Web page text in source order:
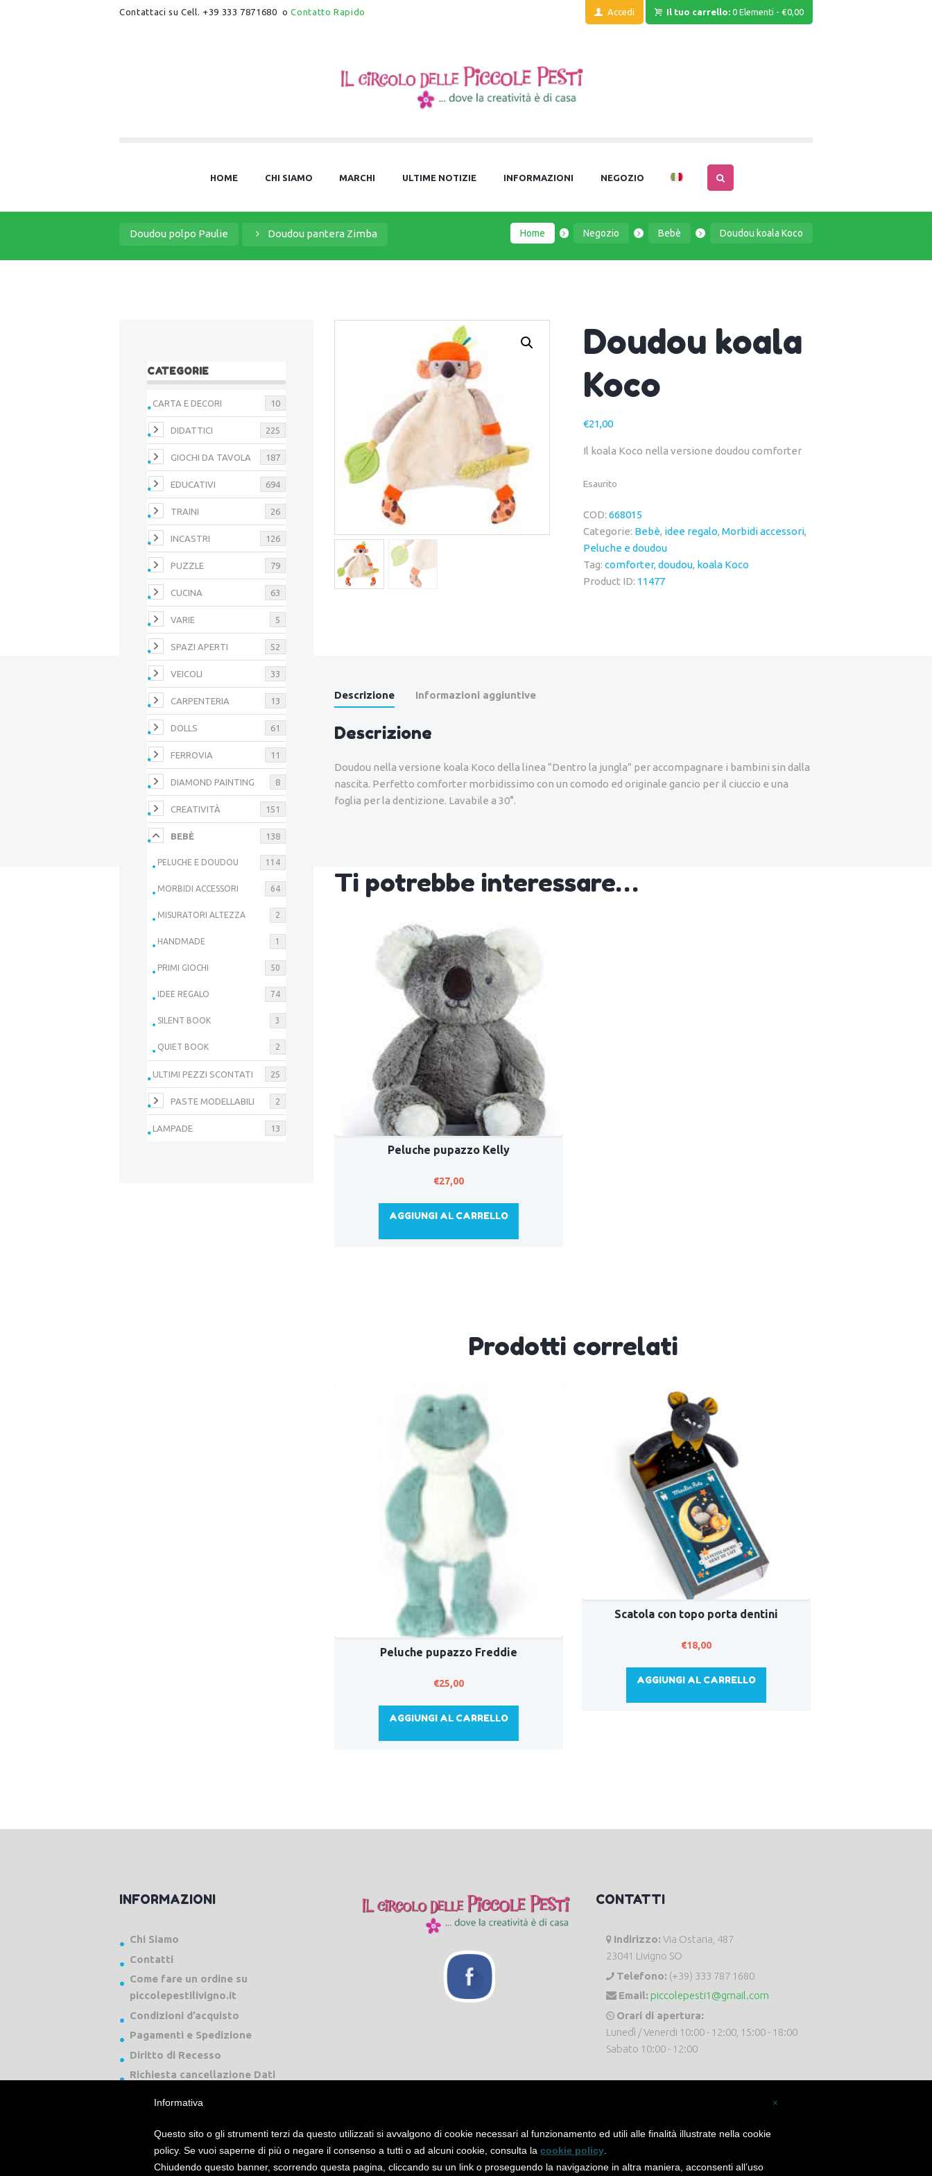
Contattaci su Cell. +39 333 7871680 oContatto Rapido Accedi Il tuo carrello: 0 Elementi -€0,00
HOME CHI SIAMO MARCHI ULTIME NOTIZIE INFORMAZIONI NEGOZIO
Doudou polpo Paulie Doudou pantera Zimba Home Negozio Bebè Doudou koala Koco
Doudou koala
Koco
€21,00
Il koala Koco nella versione doudou comforter
Esaurito
COD: 668015
Categorie: Bebè, idee regalo, Morbidi accessori,
Peluche e doudou
Tag: comforter, doudou, koala Koco
Product ID: 11477
Descrizione Informazioni aggiuntive
Descrizione
Doudou nella versione koala Koco della linea “Dentro la jungla” per accompagnare i bambini sin dalla
nascita. Perfetto comforter morbidissimo con un comodo ed originale gancio per il ciuccio e una
foglia per la dentizione. Lavabile a 30°.
Ti potrebbe interessare…
Peluche pupazzo Kelly
€27,00
AGGIUNGI AL CARRELLO
Prodotti correlati
Peluche pupazzo Freddie
€25,00
AGGIUNGI AL CARRELLO
Scatola con topo porta dentini
€18,00
AGGIUNGI AL CARRELLO
CATEGORIE
CARTA E DECORI 10
DIDATTICI 225
GIOCHI DA TAVOLA 187
EDUCATIVI 694
TRAINI 26
INCASTRI 126
PUZZLE 79
CUCINA 63
VARIE 5
SPAZI APERTI 52
VEICOLI 33
CARPENTERIA 13
DOLLS 61
FERROVIA 11
DIAMOND PAINTING 8
CREATIVITÀ 151
BEBÈ 138
PELUCHE E DOUDOU 114
MORBIDI ACCESSORI 64
MISURATORI ALTEZZA 2
HANDMADE 1
PRIMI GIOCHI 50
IDEE REGALO 74
SILENT BOOK 3
QUIET BOOK 2
ULTIMI PEZZI SCONTATI 25
PASTE MODELLABILI 2
LAMPADE 13
INFORMAZIONI
Chi Siamo
Contatti
Come fare un ordine su
piccolepestilivigno.it
Condizioni d’acquisto
Pagamenti e Spedizione
Diritto di Recesso
Richiesta cancellazione Dati
CONTATTI
Indirizzo: Via Ostaria, 487
23041 Livigno SO
Telefono: (+39) 333 787 1680
Email: piccolepesti1@gmail.com
Orari di apertura:
Lunedì / Venerdi 10:00 - 12:00, 15:00 - 18:00
Sabato 10:00 - 12:00
Piccole Pesti Livigno © 2024 Tutti i diritti riservati. -Privacy Policy-Cookie Policy
×
Informativa
Questo sito o gli strumenti terzi da questo utilizzati si avvalgono di cookie necessari al funzionamento ed utili alle finalità illustrate nella cookie
policy. Se vuoi saperne di più o negare il consenso a tutti o ad alcuni cookie, consulta la cookie policy
Chiudendo questo banner, scorrendo questa pagina, cliccando su un link o proseguendo la navigazione in altra maniera, acconsenti all’uso